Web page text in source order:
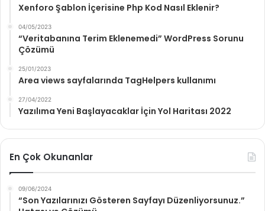
Xenforo Şablon İçerisine Php Kod Nasıl Eklenir?
04/05/2023
“Veritabanına Terim Eklenemedi” WordPress Sorunu
Çözümü
25/01/2023
Area views sayfalarında TagHelpers kullanımı
27/04/2022
Yazılıma Yeni Başlayacaklar İçin Yol Haritası 2022
En Çok Okunanlar
09/06/2024
“Son Yazılarınızı Gösteren Sayfayı Düzenliyorsunuz.”